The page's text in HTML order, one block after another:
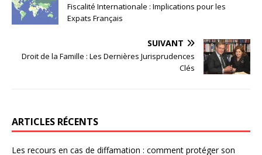
Fiscalité Internationale : Implications pour les
Expats Français
SUIVANT
Droit de la Famille : Les Dernières Jurisprudences
Clés
ARTICLES RÉCENTS
Les recours en cas de diffamation : comment protéger son